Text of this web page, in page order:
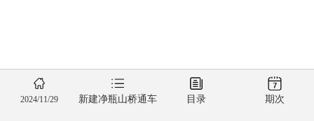
2024/11/29 新建净瓶山桥通车 目录 期次